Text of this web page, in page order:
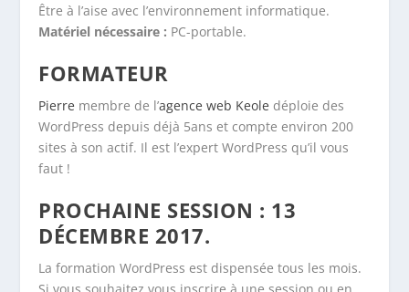
Être à l’aise avec l’environnement informatique.
Matériel nécessaire : PC-portable.
FORMATEUR
Pierre membre de l’agence web Keole déploie des
WordPress depuis déjà 5ans et compte environ 200
sites à son actif. Il est l’expert WordPress qu’il vous
faut !
PROCHAINE SESSION : 13
DÉCEMBRE 2017.
La formation WordPress est dispensée tous les mois.